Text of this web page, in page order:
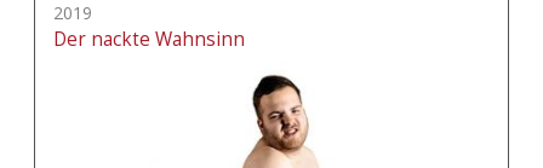
2019
Der nackte Wahnsinn